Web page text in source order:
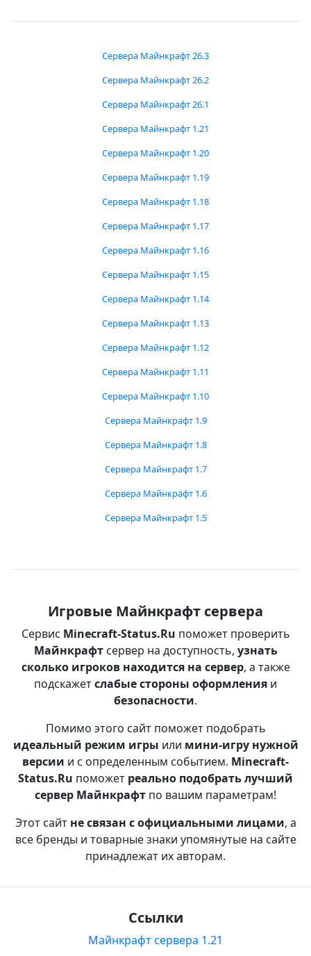
Сервера Майнкрафт 26.3
Сервера Майнкрафт 26.2
Сервера Майнкрафт 26.1
Сервера Майнкрафт 1.21
Сервера Майнкрафт 1.20
Сервера Майнкрафт 1.19
Сервера Майнкрафт 1.18
Сервера Майнкрафт 1.17
Сервера Майнкрафт 1.16
Сервера Майнкрафт 1.15
Сервера Майнкрафт 1.14
Сервера Майнкрафт 1.13
Сервера Майнкрафт 1.12
Сервера Майнкрафт 1.11
Сервера Майнкрафт 1.10
Сервера Майнкрафт 1.9
Сервера Майнкрафт 1.8
Сервера Майнкрафт 1.7
Сервера Майнкрафт 1.6
Сервера Майнкрафт 1.5
Игровые Майнкрафт сервера
Сервис Minecraft-Status.Ru поможет проверить
Майнкрафтсервер на доступность, узнать
сколько игроков находится на сервер, а также
подскажетслабые стороны оформления и
безопасности.
Помимо этого сайт поможет подобрать
идеальный режим игры или мини-игру нужной
версии и с определенным событием. Minecraft-
Status.Ru поможет реально подобрать лучший
сервер Майнкрафт по вашим параметрам!
Этот сайт не связан с официальными лицами, а
все бренды и товарные знаки упомянутые на сайте
принадлежат их авторам.
Ссылки
Майнкрафт сервера 1.21